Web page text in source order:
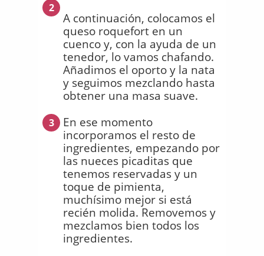
2
A continuación, colocamos el
queso roquefort en un
cuenco y, con la ayuda de un
tenedor, lo vamos chafando.
Añadimos el oporto y la nata
y seguimos mezclando hasta
obtener una masa suave.
3
En ese momento
incorporamos el resto de
ingredientes, empezando por
las nueces picaditas que
tenemos reservadas y un
toque de pimienta,
muchísimo mejor si está
recién molida. Removemos y
mezclamos bien todos los
ingredientes.